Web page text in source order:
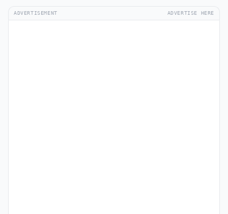
ADVERTISEMENT ADVERTISE HERE